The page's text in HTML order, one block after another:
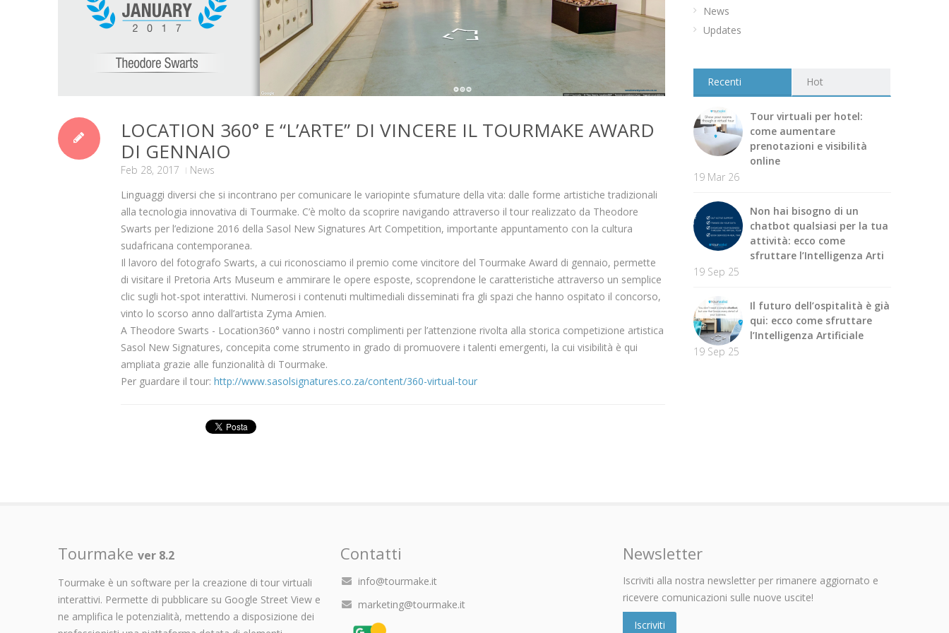
LOCATION 360° E “L’ARTE” DI VINCERE IL TOURMAKE AWARD
DI GENNAIO
Feb 28, 2017
News
Linguaggi diversi che si incontrano per comunicare le variopinte sfumature della vita: dalle forme artistiche tradizionali
alla tecnologia innovativa di Tourmake. C’è molto da scoprire navigando attraverso il tour realizzato da Theodore
Swarts per l’edizione 2016 della Sasol New Signatures Art Competition, importante appuntamento con la cultura
sudafricana contemporanea.
Il lavoro del fotografo Swarts, a cui riconosciamo il premio come vincitore del Tourmake Award di gennaio, permette
di visitare il Pretoria Arts Museum e ammirare le opere esposte, scoprendone le caratteristiche attraverso un semplice
clic sugli hot-spot interattivi. Numerosi i contenuti multimediali disseminati fra gli spazi che hanno ospitato il concorso,
vinto lo scorso anno dall’artista Zyma Amien.
A Theodore Swarts - Location360° vanno i nostri complimenti per l’attenzione rivolta alla storica competizione artistica
Sasol New Signatures, concepita come strumento in grado di promuovere i talenti emergenti, la cui visibilità è qui
ampliata grazie alle funzionalità di Tourmake.
Per guardare il tour: http://www.sasolsignatures.co.za/content/360-virtual-tour
News
Updates
Recenti Hot
Tour virtuali per hotel:
come aumentare
prenotazioni e visibilità
online
19 Mar 26
Non hai bisogno di un
chatbot qualsiasi per la tua
attività: ecco come
sfruttare l’Intelligenza Arti
19 Sep 25
Il futuro dell’ospitalità è già
qui: ecco come sfruttare
l’Intelligenza Artificiale
19 Sep 25
Tourmake ver 8.2
Tourmake è un software per la creazione di tour virtuali
interattivi. Permette di pubblicare su Google Street View e
ne amplifica le potenzialità, mettendo a disposizione dei
Contatti
info@tourmake.it
marketing@tourmake.it
Newsletter
Iscriviti alla nostra newsletter per rimanere aggiornato e
ricevere comunicazioni sulle nuove uscite!
Iscriviti